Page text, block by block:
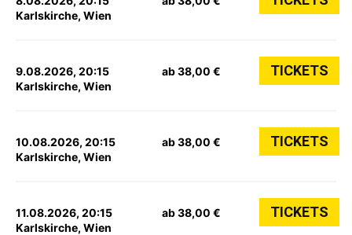
Karlskirche, Wien
9.08.2026, 20:15
Karlskirche, Wien
ab 38,00 € TICKETS
10.08.2026, 20:15
Karlskirche, Wien
ab 38,00 € TICKETS
11.08.2026, 20:15
Karlskirche, Wien
ab 38,00 € TICKETS